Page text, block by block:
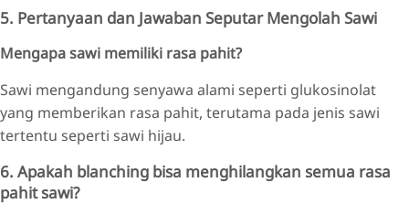
5. Pertanyaan dan Jawaban Seputar Mengolah Sawi
Mengapa sawi memiliki rasa pahit?
Sawi mengandung senyawa alami seperti glukosinolat
yang memberikan rasa pahit, terutama pada jenis sawi
tertentu seperti sawi hijau.
6. Apakah blanching bisa menghilangkan semua rasa
pahit sawi?